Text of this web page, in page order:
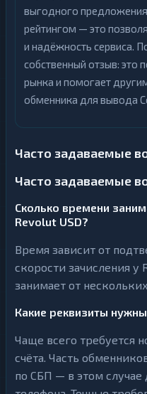
выгодного предложения
рейтингом — это
и надёжность сервиса.
собственный отзыв: это
рынка и помогает
обменника для вывода
Часто задаваемые
Часто задаваемые
Сколько времени
Revolut USD?
Время зависит от
скорости зачисления у
занимает от
Какие реквизиты
Чаще всего требуется
счёта. Часть
по СБП — в этом случае